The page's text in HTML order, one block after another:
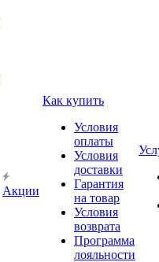
Акции
Как купить
Условия
оплаты
Условия
доставки
Гарантия
на товар
Условия
возврата
Программа
лояльности